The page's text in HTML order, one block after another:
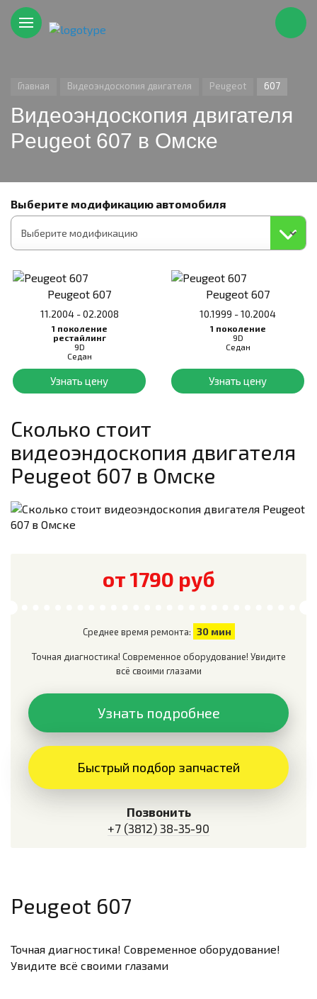
Главная Видеоэндоскопия двигателя Peugeot 607
Видеоэндоскопия двигателя
Peugeot 607 в Омске
Выберите модификацию автомобиля
Peugeot 607
11.2004 - 02.2008
1 поколение
рестайлинг
9D
Седан
Узнать цену
Peugeot 607
10.1999 - 10.2004
1 поколение
9D
Седан
Узнать цену
Сколько стоит
видеоэндоскопия двигателя
Peugeot 607 в Омске
от 1790 руб
Среднее время ремонта: 30 мин
Точная диагностика! Современное оборудование! Увидите
всё своими глазами
Узнать подробнее
Быстрый подбор запчастей
Позвонить
+7 (3812) 38-35-90
Peugeot 607
Точная диагностика! Современное оборудование!
Увидите всё своими глазами